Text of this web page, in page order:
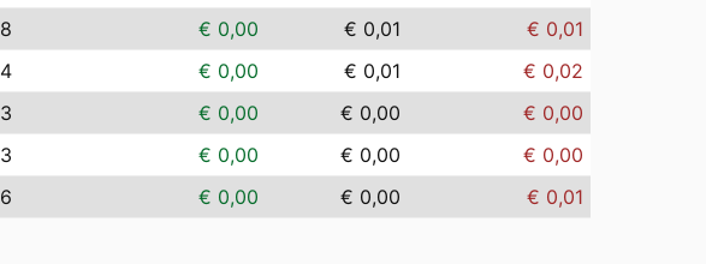
€ 0,00 € 0,01
€ 0,01
€ 0,00 € 0,01
€ 0,02
€ 0,00 € 0,00
€ 0,00
€ 0,00 € 0,00
€ 0,00
€ 0,00 € 0,00 € 0,01